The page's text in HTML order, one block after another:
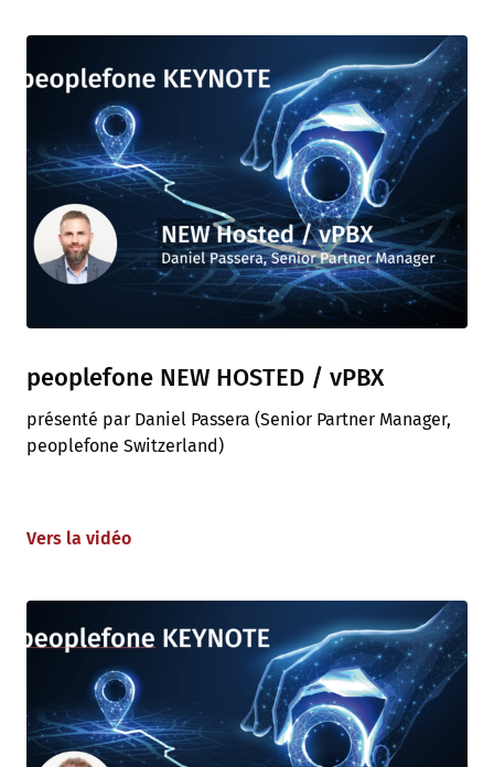
peoplefone NEW HOSTED / vPBX
présenté par Daniel Passera (Senior Partner Manager,
peoplefone Switzerland)
Vers la vidéo